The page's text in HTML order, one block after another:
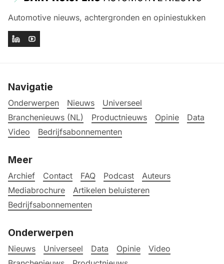
Automotive nieuws, achtergronden en opiniestukken
Navigatie
Onderwerpen Nieuws
Universeel
Branchenieuws (NL)
Productnieuws Opinie
Data
Video
Bedrijfsabonnementen
Meer
Archief Contact FAQ Podcast
Auteurs
Mediabrochure
Artikelen beluisteren
Bedrijfsabonnementen
Onderwerpen
Nieuws Universeel Data Opinie
Video